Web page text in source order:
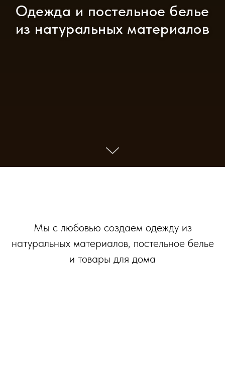
Одежда и постельное белье
из натуральных материалов
Мы с любовью создаем одежду из
натуральных материалов, постельное белье
и товары для дома